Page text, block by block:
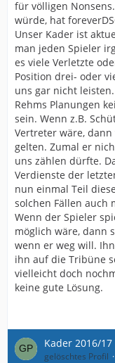
für völligen
würde, hat
Unser Kader ist
man jeden Spieler
es viele Verletzte
Position drei- oder
uns gar nicht
Rehms Planungen
sein. Wenn z.B.
Vertreter wäre,
gelten. Zumal er
uns zählen dürfte.
Verdienste der
nun einmal Teil
solchen Fällen auch
Wenn der Spieler
möglich wäre, dann
wenn er weg will.
ihn auf die Tribüne
vielleicht doch
keine gute Lösung.
Kader 2016/17
gelöschtes Profil